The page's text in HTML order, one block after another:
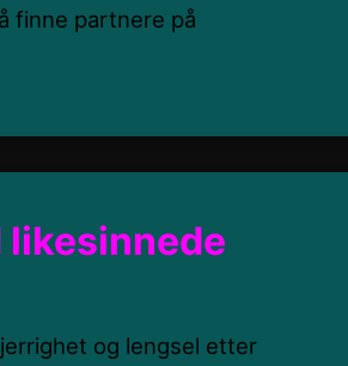
finne partnere på
likesinnede
og lengsel etter